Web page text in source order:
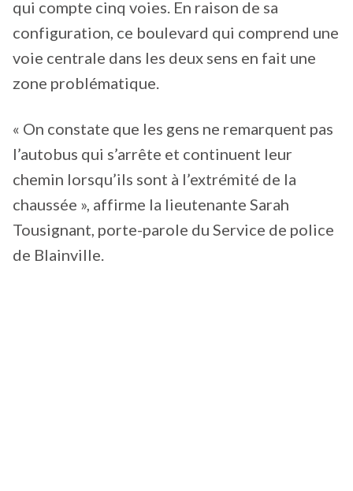
qui compte cinq voies. En raison de sa
configuration, ce boulevard qui comprend une
voie centrale dans les deux sens en fait une
zone problématique.
« On constate que les gens ne remarquent pas
l’autobus qui s’arrête et continuent leur
chemin lorsqu’ils sont à l’extrémité de la
chaussée », affirme la lieutenante Sarah
Tousignant, porte-parole du Service de police
de Blainville.